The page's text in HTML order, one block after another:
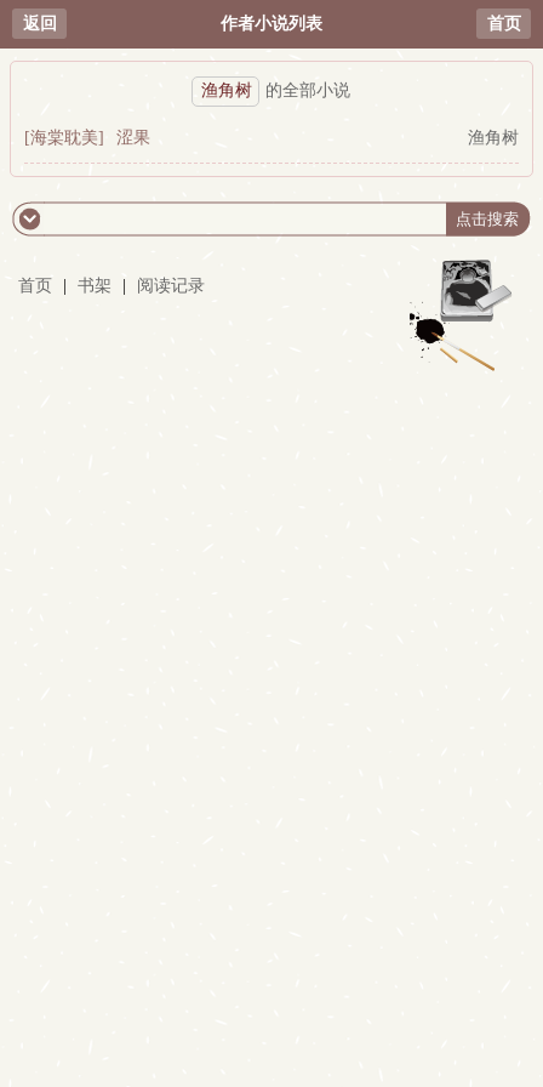
返回 作者小说列表 首页
渔角树 的全部小说
[海棠耽美] 涩果 渔角树
首页 书架 阅读记录